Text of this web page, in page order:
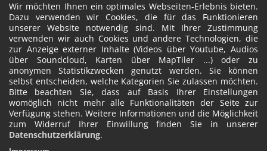
Wir möchten Ihnen ein optimales Webseiten-Erlebnis bieten.
Dazu verwenden wir Cookies, die für das Funktionieren
unserer Website notwendig sind. Mit Ihrer Zustimmung
verwenden wir auch Cookies und andere Technologien, die
zur Anzeige externer Inhalte (Videos über Youtube, Audios
über Soundcloud, Karten über MapTiler ...) oder zu
anonymen Statistikzwecken genutzt werden. Sie können
selbst entscheiden, welche Kategorien Sie zulassen möchten.
Bitte beachten Sie, dass auf Basis Ihrer Einstellungen
womöglich nicht mehr alle Funktionalitäten der Seite zur
Verfügung stehen. Weitere Informationen und die Möglichkeit
zum Widerruf Ihrer Einwillung finden Sie in unserer
Datenschutzerklärung.